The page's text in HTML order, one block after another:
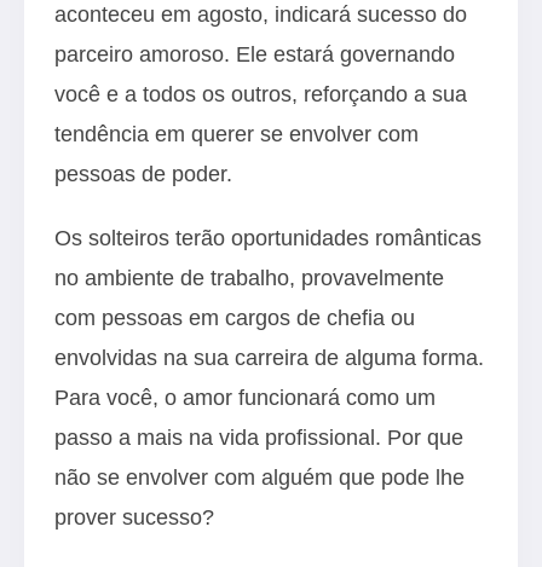
aconteceu em agosto, indicará sucesso do
parceiro amoroso. Ele estará governando
você e a todos os outros, reforçando a sua
tendência em querer se envolver com
pessoas de poder.
Os solteiros terão oportunidades românticas
no ambiente de trabalho, provavelmente
com pessoas em cargos de chefia ou
envolvidas na sua carreira de alguma forma.
Para você, o amor funcionará como um
passo a mais na vida profissional. Por que
não se envolver com alguém que pode lhe
prover sucesso?